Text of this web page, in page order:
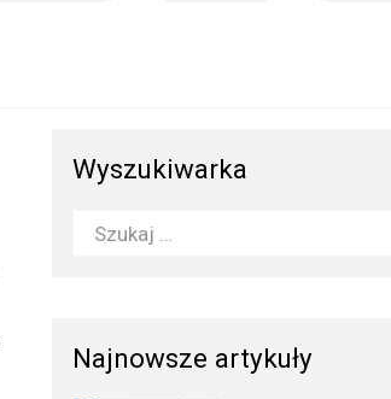
Wyszukiwarka
Najnowsze artykuły